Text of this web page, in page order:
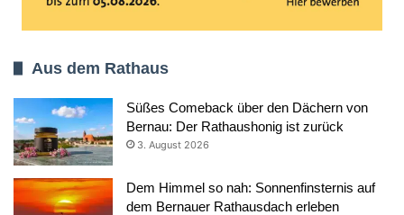
Aus dem Rathaus
Süßes Comeback über den Dächern von
Bernau: Der Rathaushonig ist zurück
3. August 2026
Dem Himmel so nah: Sonnenfinsternis auf
dem Bernauer Rathausdach erleben